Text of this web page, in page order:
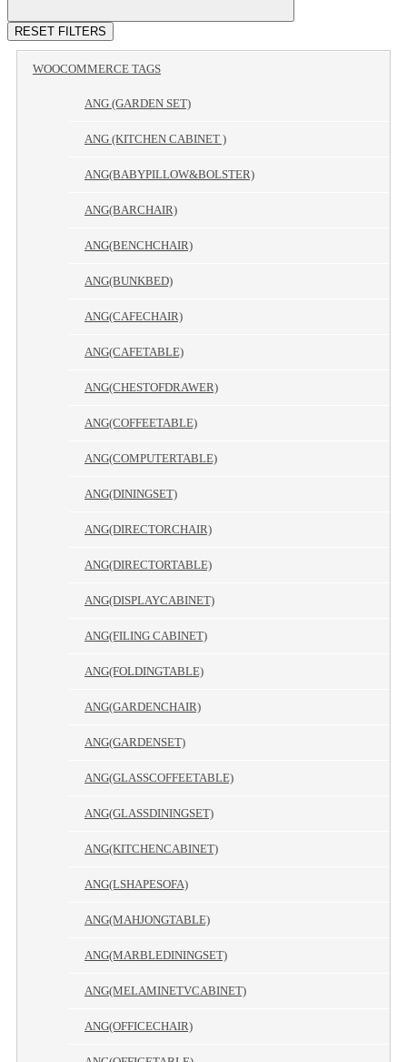
RESET FILTERS
WOOCOMMERCE TAGS
ANG (GARDEN SET)
ANG (KITCHEN CABINET )
ANG(BABYPILLOW&BOLSTER)
ANG(BARCHAIR)
ANG(BENCHCHAIR)
ANG(BUNKBED)
ANG(CAFECHAIR)
ANG(CAFETABLE)
ANG(CHESTOFDRAWER)
ANG(COFFEETABLE)
ANG(COMPUTERTABLE)
ANG(DININGSET)
ANG(DIRECTORCHAIR)
ANG(DIRECTORTABLE)
ANG(DISPLAYCABINET)
ANG(FILING CABINET)
ANG(FOLDINGTABLE)
ANG(GARDENCHAIR)
ANG(GARDENSET)
ANG(GLASSCOFFEETABLE)
ANG(GLASSDININGSET)
ANG(KITCHENCABINET)
ANG(LSHAPESOFA)
ANG(MAHJONGTABLE)
ANG(MARBLEDININGSET)
ANG(MELAMINETVCABINET)
ANG(OFFICECHAIR)